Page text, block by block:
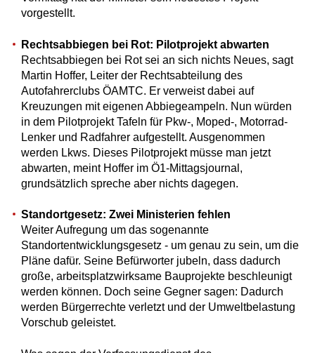
vorgestellt.
Rechtsabbiegen bei Rot: Pilotprojekt abwarten
Rechtsabbiegen bei Rot sei an sich nichts Neues, sagt
Martin Hoffer, Leiter der Rechtsabteilung des
Autofahrerclubs ÖAMTC. Er verweist dabei auf
Kreuzungen mit eigenen Abbiegeampeln. Nun würden
in dem Pilotprojekt Tafeln für Pkw-, Moped-, Motorrad-
Lenker und Radfahrer aufgestellt. Ausgenommen
werden Lkws. Dieses Pilotprojekt müsse man jetzt
abwarten, meint Hoffer im Ö1-Mittagsjournal,
grundsätzlich spreche aber nichts dagegen.
Standortgesetz: Zwei Ministerien fehlen
Weiter Aufregung um das sogenannte
Standortentwicklungsgesetz - um genau zu sein, um die
Pläne dafür. Seine Befürworter jubeln, dass dadurch
große, arbeitsplatzwirksame Bauprojekte beschleunigt
werden können. Doch seine Gegner sagen: Dadurch
werden Bürgerrechte verletzt und der Umweltbelastung
Vorschub geleistet.